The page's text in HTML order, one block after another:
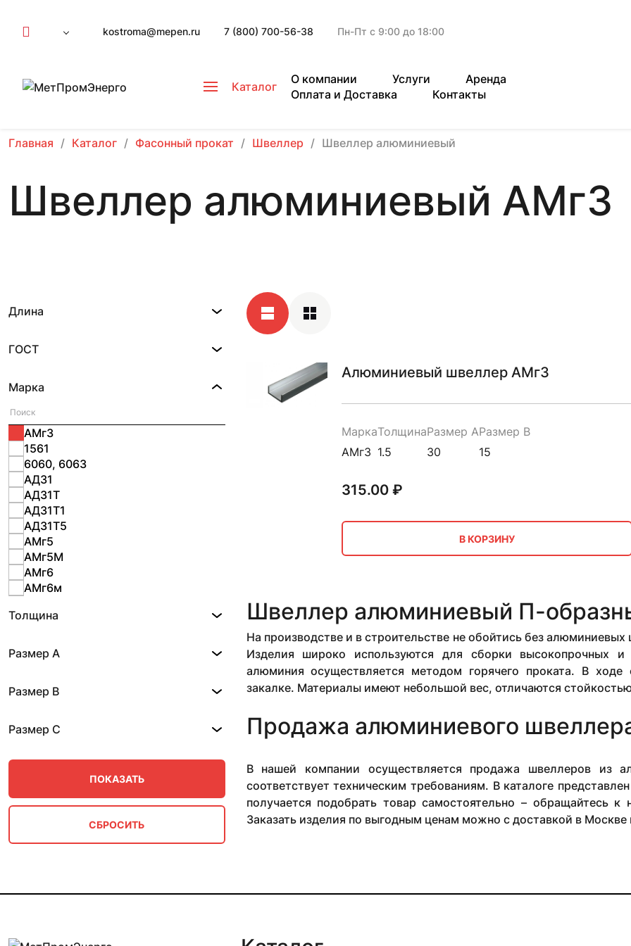
kostroma@mepen.ru 7 (800) 700-56-38 Пн-Пт с 9:00 до 18:00
Каталог
О компании Услуги
Аренда
Оплата и Доставка
Контакты
Главная Каталог Фасонный прокат Швеллер Швеллер алюминиевый
Швеллер алюминиевый АМг3
Длина
ГОСТ
Марка
1561
6060, 6063
АД31
АД31Т
АД31Т1
АД31Т5
АМг3
АМг5
АМг5М
АМг6
АМг6м
Д16
Толщина
Размер A
Размер B
Размер C
Алюминиевый швеллер АМг3
Марка
АМг3
Толщина
1.5
Размер A
30
Размер B
15
315.00₽
В КОРЗИНУ
Швеллер алюминиевый П-
На производстве и в строительстве не обойтись без
Изделия широко используются для сборки высокопрочных
алюминия осуществляется методом горячего проката. В
закалке. Материалы имеют небольшой вес, отличаются
Продажа алюминиевого
В нашей компании осуществляется продажа швеллеров из
соответствует техническим требованиям. В каталоге
получается подобрать товар самостоятельно –
Заказать изделия по выгодным ценам можно с доставкой в Москве